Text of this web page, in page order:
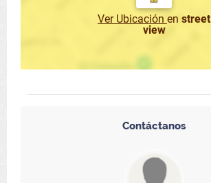
Ver Ubicación en street
view
Contáctanos